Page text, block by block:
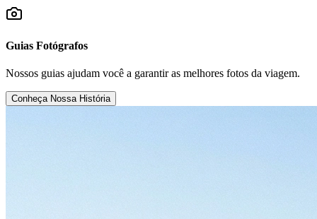
Guias Fotógrafos
Nossos guias ajudam você a garantir as melhores fotos da viagem.
Conheça Nossa História